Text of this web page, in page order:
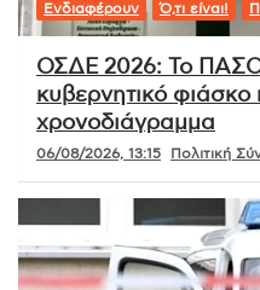
Ενδιαφέρουν Ό,τι είναι!
ΟΣΔΕ 2026: Το
κυβερνητικό
χρονοδιάγραμμα
06/08/2026, 13:15 Πολιτική